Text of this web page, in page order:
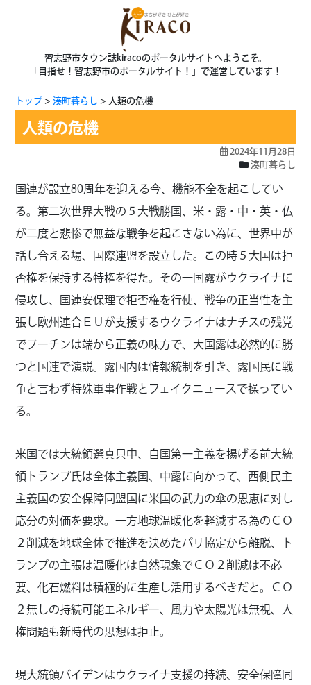
習志野市タウン誌kiracoのポータルサイトへようこそ。
「目指せ！習志野市のポータルサイト！」で運営しています！
トップ 湊町暮らし 人類の危機
人類の危機
2024年11月28日
湊町暮らし
国連が設立80周年を迎える今、機能不全を起こしてい
る。第二次世界大戦の５大戦勝国、米・露・中・英・仏
が二度と悲惨で無益な戦争を起こさない為に、世界中が
話し合える場、国際連盟を設立した。この時５大国は拒
否権を保持する特権を得た。その一国露がウクライナに
侵攻し、国連安保理で拒否権を行使、戦争の正当性を主
張し欧州連合ＥＵが支援するウクライナはナチスの残党
でプーチンは端から正義の味方で、大国露は必然的に勝
つと国連で演説。露国内は情報統制を引き、露国民に戦
争と言わず特殊軍事作戦とフェイクニュースで操ってい
る。
米国では大統領選真只中、自国第一主義を揚げる前大統
領トランプ氏は全体主義国、中露に向かって、西側民主
主義国の安全保障同盟国に米国の武力の傘の恩恵に対し
応分の対価を要求。一方地球温暖化を軽減する為のＣＯ
２削減を地球全体で推進を決めたパリ協定から離脱、ト
ランプの主張は温暖化は自然現象でＣＯ２削減は不必
要、化石燃料は積極的に生産し活用するべきだと。ＣＯ
２無しの持続可能エネルギー、風力や太陽光は無視、人
権問題も新時代の思想は拒止。
現大統領バイデンはウクライナ支援の持続、安全保障同